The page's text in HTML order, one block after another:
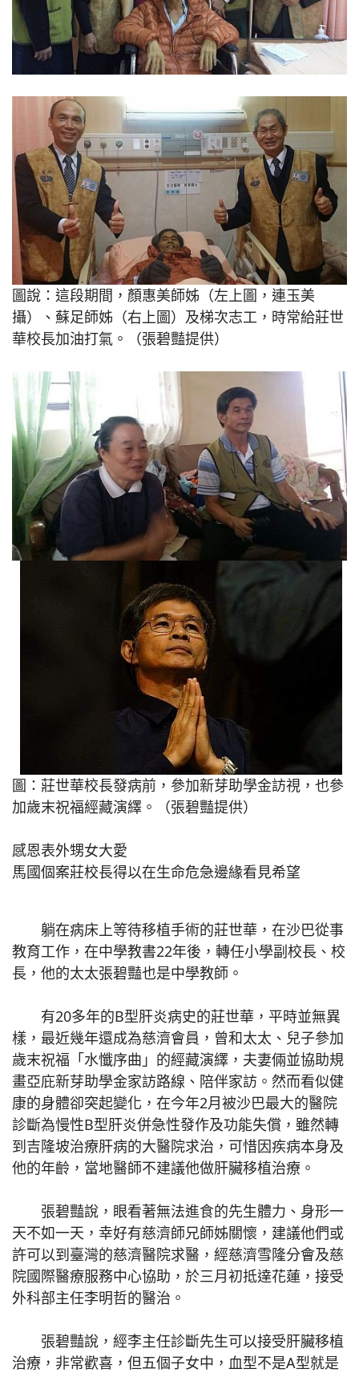
圖說：這段期間，顏惠美師姊（左上圖，連玉美
攝）、蘇足師姊（右上圖）及梯次志工，時常給莊世
華校長加油打氣。（張碧豔提供）
圖：莊世華校長發病前，參加新芽助學金訪視，也參
加歲末祝福經藏演繹。（張碧豔提供）
感恩表外甥女大愛
馬國個案莊校長得以在生命危急邊緣看見希望
躺在病床上等待移植手術的莊世華，在沙巴從事
教育工作，在中學教書22年後，轉任小學副校長、校
長，他的太太張碧豔也是中學教師。
有20多年的B型肝炎病史的莊世華，平時並無異
樣，最近幾年還成為慈濟會員，曾和太太、兒子參加
歲末祝福「水懺序曲」的經藏演繹，夫妻倆並協助規
畫亞庇新芽助學金家訪路線、陪伴家訪。然而看似健
康的身體卻突起變化，在今年2月被沙巴最大的醫院
診斷為慢性B型肝炎併急性發作及功能失償，雖然轉
到吉隆坡治療肝病的大醫院求治，可惜因疾病本身及
他的年齡，當地醫師不建議他做肝臟移植治療。
張碧豔說，眼看著無法進食的先生體力、身形一
天不如一天，幸好有慈濟師兄師姊關懷，建議他們或
許可以到臺灣的慈濟醫院求醫，經慈濟雪隆分會及慈
院國際醫療服務中心協助，於三月初抵達花蓮，接受
外科部主任李明哲的醫治。
張碧豔說，經李主任診斷先生可以接受肝臟移植
治療，非常歡喜，但五個子女中，血型不是A型就是